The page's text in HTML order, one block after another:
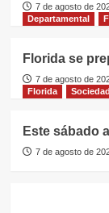
7 de agosto de
Departamental
Florida se
7 de agosto de
Florida
Sociedad
Este sábado
7 de agosto de